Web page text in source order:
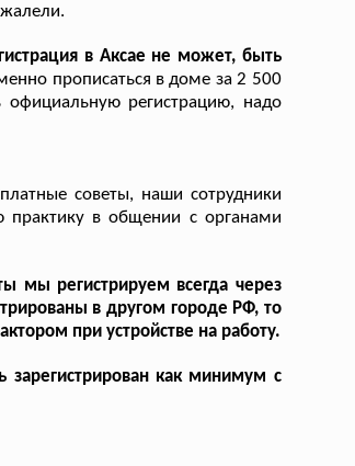
в Аксае не может, быть
прописаться в доме за 2 500
официальную регистрацию, надо
советы, наши сотрудники
практику в общении с органами
мы регистрируем всегда через
в другом городе РФ, то
при устройстве на работу.
зарегистрирован как минимум с